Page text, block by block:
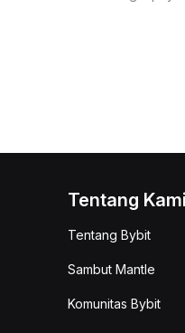
Tentang Kami
Tentang Bybit
Sambut Mantle
Komunitas Bybit